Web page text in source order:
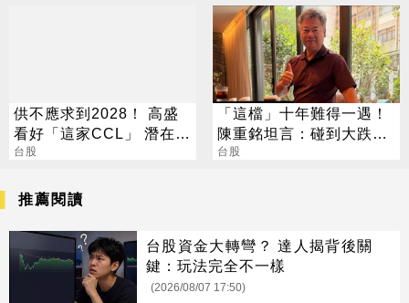
供不應求到2028！ 高盛
看好「這家CCL」 潛在漲
幅171%
台股
「這檔」十年難得一遇！
陳重銘坦言：碰到大跌就
買進
台股
推薦閱讀
台股資金大轉彎？ 達人揭背後關
鍵：玩法完全不一樣
(2026/08/07 17:50)